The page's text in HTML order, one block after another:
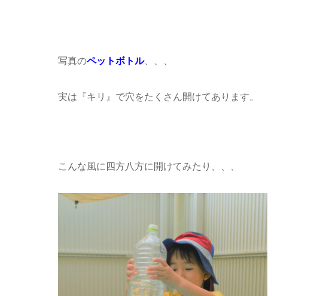
写真のペットボトル、、、
実は『キリ』で穴をたくさん開けてあります。
こんな風に四方八方に開けてみたり、、、